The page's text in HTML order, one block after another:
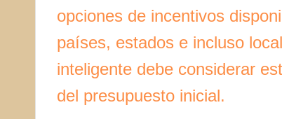
opciones de incentivos
países, estados e incluso
inteligente debe considerar
del presupuesto inicial.